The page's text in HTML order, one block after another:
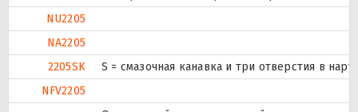
NU2205
NA2205
2205SK
S = смазочная канавка и три отверстия в
NFV2205